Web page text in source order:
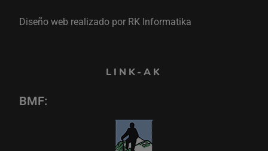
Diseño web realizado por RK Informatika
LINK-AK
BMF: